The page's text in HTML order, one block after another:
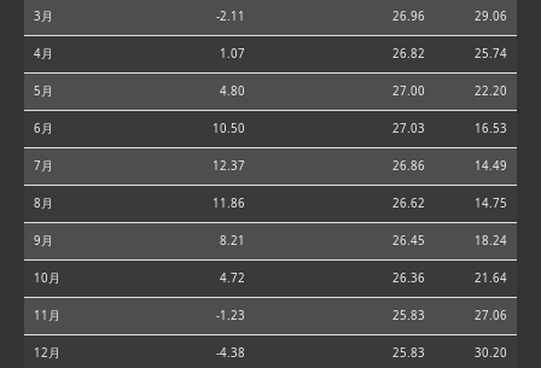
3月 -2.11 26.96 29.06
4月 1.07 26.82 25.74
5月 4.80 27.00 22.20
6月 10.50 27.03 16.53
7月 12.37 26.86 14.49
8月 11.86 26.62 14.75
9月 8.21 26.45 18.24
10月 4.72 26.36 21.64
11月 -1.23 25.83 27.06
12月 -4.38 25.83 30.20